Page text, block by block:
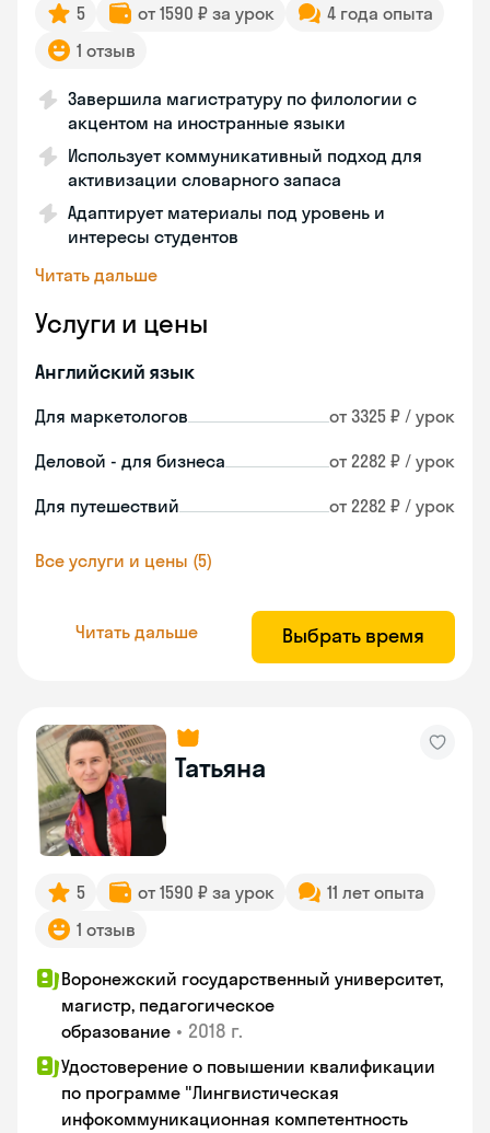
5 от 1590 ₽ за урок
4 года опыта
1 отзыв
Завершила магистратуру по филологии с
акцентом на иностранные языки
Использует коммуникативный подход для
активизации словарного запаса
Адаптирует материалы под уровень и
интересы студентов
Читать дальше
Услуги и цены
Английский язык
Для маркетологов от 3325 ₽ / урок
Деловой - для бизнеса от 2282 ₽ / урок
Для путешествий от 2282 ₽ / урок
Все услуги и цены (5)
Читать дальше Выбрать время
Татьяна
5 от 1590 ₽ за урок
11 лет опыта
1 отзыв
Воронежский государственный университет,
магистр, педагогическое
образование • 2018 г.
Удостоверение о повышении квалификации
по программе "Лингвистическая
инфокоммуникационная компетентность